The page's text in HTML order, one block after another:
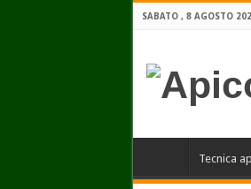
SABATO , 8 AGOSTO
Tecnica